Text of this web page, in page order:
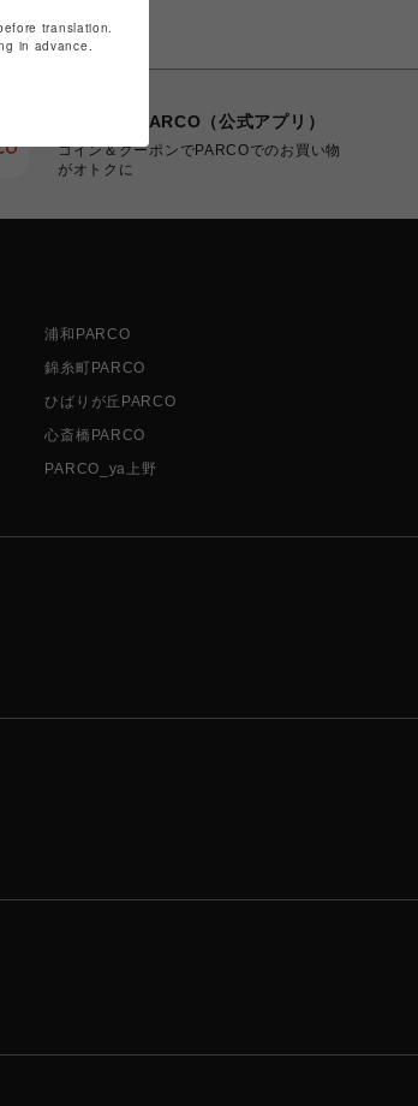
POCKET PARCO（公式アプリ）
コイン＆クーポンでPARCOでのお買い物
がオトクに
浦和PARCO
錦糸町PARCO
ひばりが丘PARCO
心斎橋PARCO
PARCO_ya上野
translation.
in advance.